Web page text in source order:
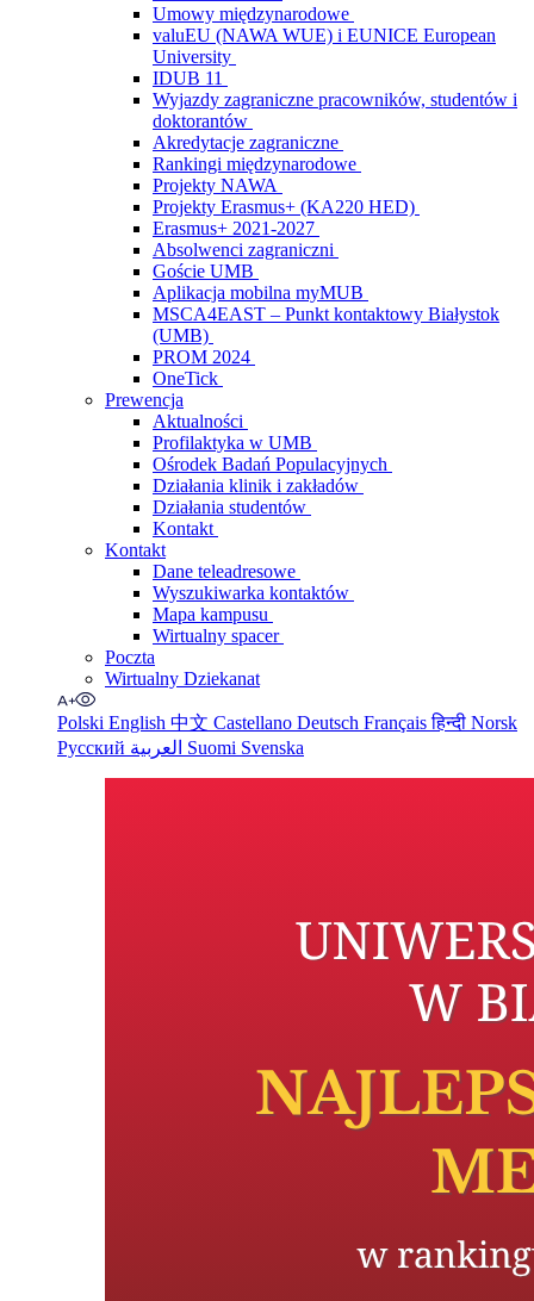
Umowy międzynarodowe
valuEU (NAWA WUE) i EUNICE European
University
IDUB 11
Wyjazdy zagraniczne pracowników, studentów i
doktorantów
Akredytacje zagraniczne
Rankingi międzynarodowe
Projekty NAWA
Projekty Erasmus+ (KA220 HED)
Erasmus+ 2021-2027
Absolwenci zagraniczni
Goście UMB
Aplikacja mobilna myMUB
MSCA4EAST – Punkt kontaktowy Białystok
(UMB)
PROM 2024
OneTick
Prewencja
Aktualności
Profilaktyka w UMB
Ośrodek Badań Populacyjnych
Działania klinik i zakładów
Działania studentów
Kontakt
Kontakt
Dane teleadresowe
Wyszukiwarka kontaktów
Mapa kampusu
Wirtualny spacer
Poczta
Wirtualny Dziekanat
Polski English 中文 Castellano Deutsch Françaisहिन्दी Norsk
Русский
Suomi Svenska